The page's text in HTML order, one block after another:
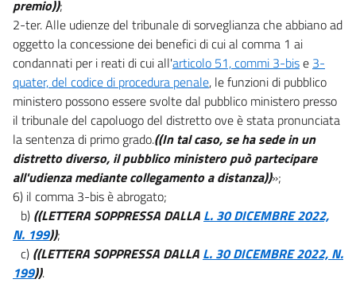
premio));
2-ter. Alle udienze del tribunale di sorveglianza che abbiano ad
oggetto la concessione dei benefici di cui al comma 1 ai
condannati per i reati di cui all'articolo 51, commi 3-bise 3-
quater, del codice di procedura penale, le funzioni di pubblico
ministero possono essere svolte dal pubblico ministero presso
il tribunale del capoluogo del distretto ove è stata pronunciata
la sentenza di primo grado.((In tal caso, se ha sede in un
distretto diverso, il pubblico ministero può partecipare
all'udienza mediante collegamento a distanza))»;
6) il comma 3-bis è abrogato;
b) ((LETTERA SOPPRESSA DALLA L. 30 DICEMBRE 2022,
N. 199));
c) ((LETTERA SOPPRESSA DALLA L. 30 DICEMBRE 2022, N.
199)).